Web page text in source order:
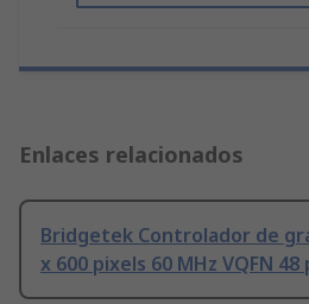
Enlaces relacionados
Bridgetek Controlador de
x 600 pixels 60 MHz VQFN 48